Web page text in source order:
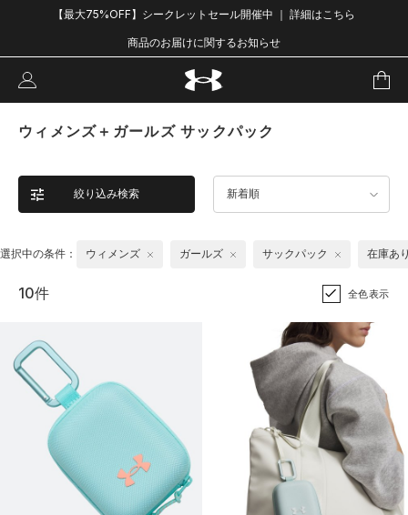
【最大75%OFF】シークレットセール開催中 ｜ 詳細はこちら
商品のお届けに関するお知らせ
ウィメンズ＋ガールズ サックパック
絞り込み検索 新着順
選択中の条件： ウィメンズ ガールズ サックパック 在庫あ
10件 全色表示